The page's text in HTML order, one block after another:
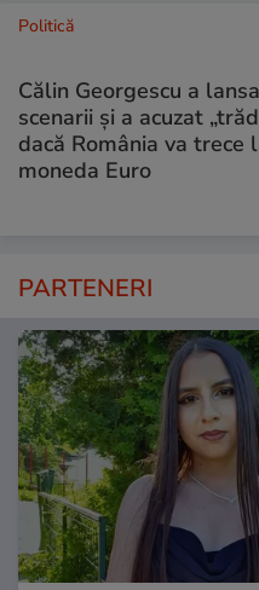
Politică
Călin Georgescu a
scenarii și a acuzat
dacă România va trece
moneda Euro
PARTENERI